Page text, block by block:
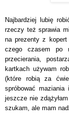
Najbardziej lubię
rzeczy też sprawia
na prezenty z
czego czasem po
przecierania,
kartkach używam
(które robią za
spróbować
jeszcze nie
szukam, ale mam